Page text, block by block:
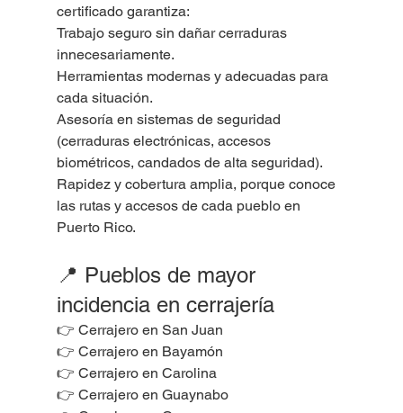
certificado garantiza:
Trabajo seguro sin dañar cerraduras
innecesariamente.
Herramientas modernas y adecuadas para
cada situación.
Asesoría en sistemas de seguridad
(cerraduras electrónicas, accesos
biométricos, candados de alta seguridad).
Rapidez y cobertura amplia, porque conoce
las rutas y accesos de cada pueblo en
Puerto Rico.
📍 Pueblos de mayor
incidencia en cerrajería
👉 Cerrajero en San Juan
👉 Cerrajero en Bayamón
👉 Cerrajero en Carolina
👉 Cerrajero en Guaynabo